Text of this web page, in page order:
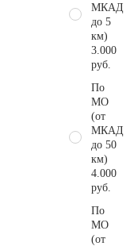
МКАД
до 5
км)
3.000
руб.
По
МО
(от
МКАД
до 50
км)
4.000
руб.
По
МО
(от